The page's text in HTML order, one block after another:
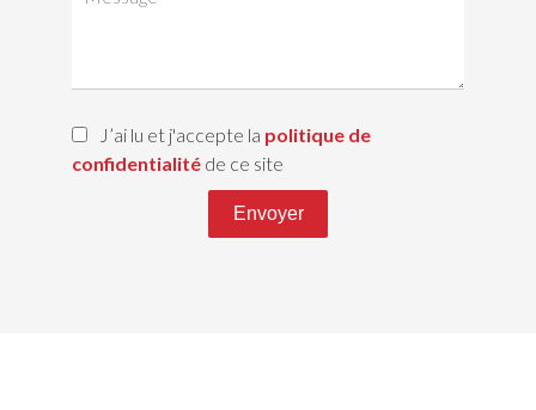
J’ai lu et j'accepte la politique de
confidentialité de ce site
Envoyer